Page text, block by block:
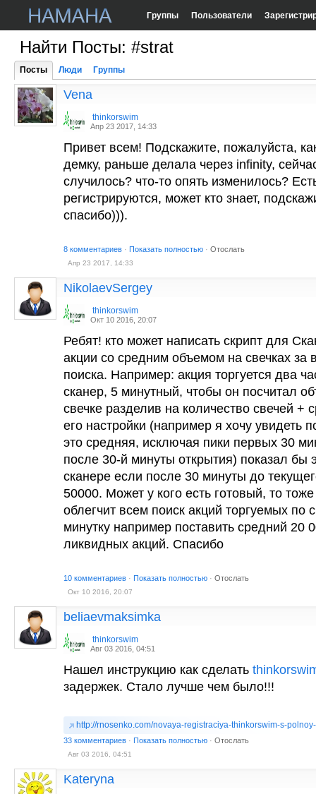
Группы Пользователи
Найти Посты: #strat
Посты Люди Группы
Vena
thinkorswim
Апр 23 2017, 14:33
Привет всем! Подскажите, пожалуйста,
демку, раньше делала через infinity,
случилось? что-то опять изменилось?
регистрируются, может кто знает,
спасибо))).
8 комментариев · Показать полностью · Отослать
Апр 23 2017, 14:33
NikolaevSergey
thinkorswim
Окт 10 2016, 20:07
Ребят! кто может написать скрипт для
акции со средним объемом на свечках
поиска. Например: акция торгуется два
сканер, 5 минутный, чтобы он посчитал
свечке разделив на количество свечей +
его настройки (например я хочу увидеть
это средняя, исключая пики первых 30
после 30-й минуты открытия) показал бы
сканере если после 30 минуты до
50000. Может у кого есть готовый, то
облегчит всем поиск акций торгуемых
минутку например поставить средний 20
ликвидных акций. Спасибо
10 комментариев · Показать полностью · Отослать
Окт 10 2016, 20:07
beliaevmaksimka
thinkorswim
Авг 03 2016, 04:51
Нашел инструкцию как сделать
задержек. Стало лучше чем было!!!
http://rnosenko.com/novaya-registraciya-thinkorswim-s-
33 комментариев · Показать полностью · Отослать
Авг 03 2016, 04:51
Kateryna